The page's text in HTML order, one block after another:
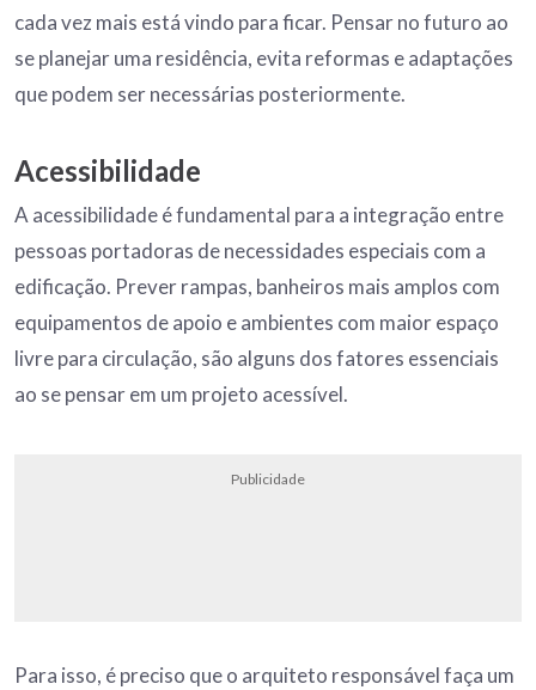
cada vez mais está vindo para ficar. Pensar no futuro ao
se planejar uma residência, evita reformas e adaptações
que podem ser necessárias posteriormente.
Acessibilidade
A acessibilidade é fundamental para a integração entre
pessoas portadoras de necessidades especiais com a
edificação. Prever rampas, banheiros mais amplos com
equipamentos de apoio e ambientes com maior espaço
livre para circulação, são alguns dos fatores essenciais
ao se pensar em um projeto acessível.
Publicidade
Para isso, é preciso que o arquiteto responsável faça um